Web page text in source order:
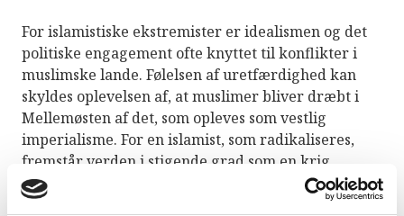
For islamistiske ekstremister er idealismen og det
politiske engagement ofte knyttet til konflikter i
muslimske lande. Følelsen af uretfærdighed kan
skyldes oplevelsen af, at muslimer bliver dræbt i
Mellemøsten af det, som opleves som vestlig
imperialisme. For en islamist, som radikaliseres,
fremstår verden i stigende grad som en krig
mellem en god og en ond civilisation, den islamske
og den vestlige.